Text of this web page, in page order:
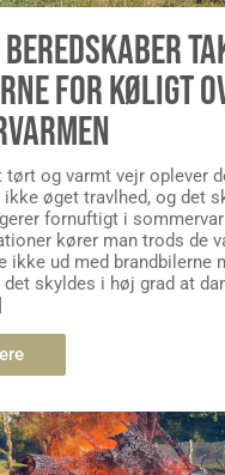
FOR KØLIGT
tørt og varmt vejr oplever
ikke øget travlhed, og det
fornuftigt i
kører man trods de
ikke ud med brandbilerne
det skyldes i høj grad at